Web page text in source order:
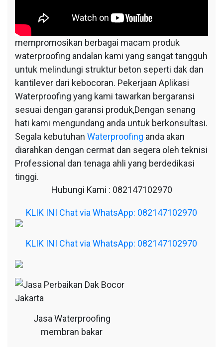
mempromosikan berbagai macam produk
waterproofing andalan kami yang sangat tangguh
untuk melindungi struktur beton seperti dak dan
kantilever dari kebocoran. Pekerjaan Aplikasi
Waterproofing yang kami tawarkan bergaransi
sesuai dengan garansi produk,Dengan senang
hati kami mengundang anda untuk berkonsultasi.
Segala kebutuhan Waterproofing anda akan
diarahkan dengan cermat dan segera oleh teknisi
Professional dan tenaga ahli yang berdedikasi
tinggi.
Hubungi Kami : 082147102970
KLIK INI Chat via WhatsApp: 082147102970
KLIK INI Chat via WhatsApp: 082147102970
Jasa Waterproofing
membran bakar